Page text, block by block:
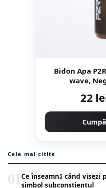
Bidon Apa
wave,
22
Cele mai citite
Ce înseamnă când visezi
simbol subconștientul